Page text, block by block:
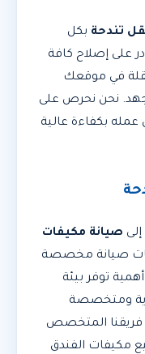
تندحة بكل
على إصلاح كافة
في موقعك
نحن نحرص على
بكفاءة عالية
صيانة مكيفات
صيانة مخصصة
توفر بيئة
ومتخصصة
فريقنا المتخصص
مكيفات الفندق